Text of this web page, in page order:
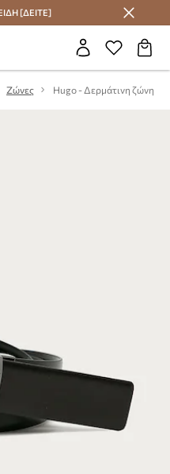
Answear Club
[ΔΕΙΤΕ]
Ζώνες Hugo - Δερμάτινη ζώνη